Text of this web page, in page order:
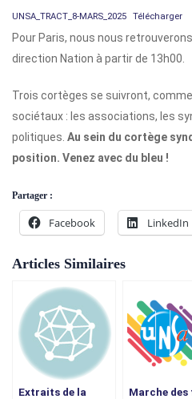
UNSA_TRACT_8-MARS_2025 Télécharger
Pour Paris, nous nous
direction Nation à partir de 13h00.
Trois cortèges se suivront,
sociétaux : les associations, les
politiques. Au sein du cortège
position. Venez avec du bleu !
Partager :
Facebook LinkedIn
Articles Similaires
Extraits de la
Marche